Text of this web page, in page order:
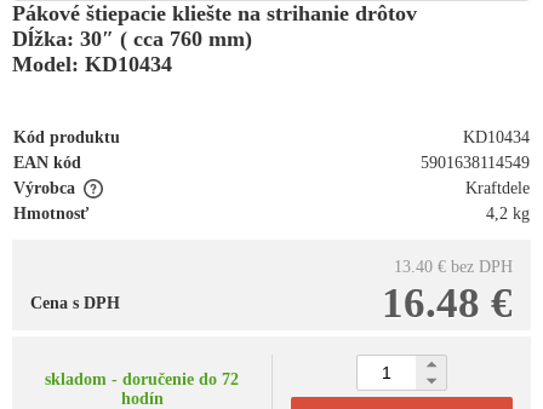
Pákové štiepacie kliešte na strihanie drôtov
Dĺžka: 30″ ( cca 760 mm)
Model: KD10434
Kód produktu
KD10434
EAN kód
5901638114549
Výrobca
Kraftdele
Hmotnosť
4,2 kg
13.40 € bez DPH
16.48 €
Cena s DPH
skladom - doručenie do 72
hodín